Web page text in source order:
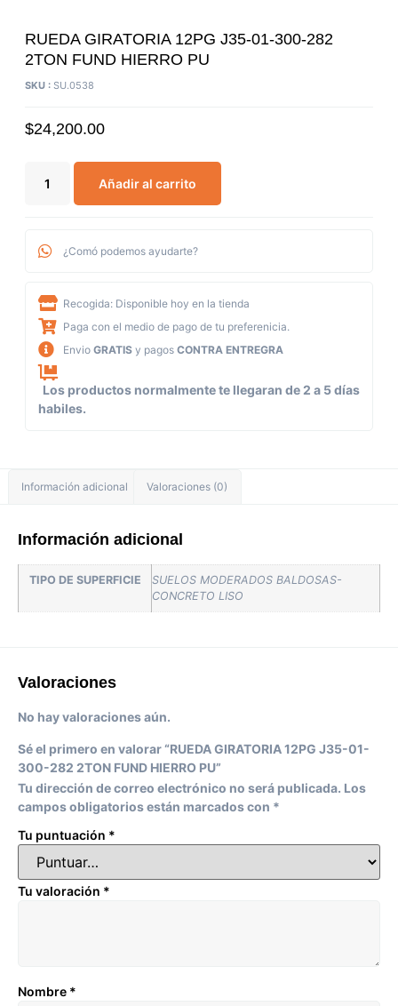
RUEDA GIRATORIA 12PG J35-01-300-282
2TON FUND HIERRO PU
SKU : SU.0538
$24,200.00
Añadir al carrito
¿Comó podemos ayudarte?
Recogida: Disponible hoy en la tienda
Paga con el medio de pago de tu preferenicia.
Envio GRATISy pagos CONTRA ENTREGRA
Los productos normalmente te llegaran de 2 a 5 días
habiles.
Información adicional Valoraciones (0)
Información adicional
TIPO DE SUPERFICIE
SUELOS MODERADOS BALDOSAS-
CONCRETO LISO
Valoraciones
No hay valoraciones aún.
Sé el primero en valorar “RUEDA GIRATORIA 12PG J35-01-
300-282 2TON FUND HIERRO PU”
Tu dirección de correo electrónico no será publicada. Los
campos obligatorios están marcados con *
Tu puntuación *
Tu valoración *
Nombre *